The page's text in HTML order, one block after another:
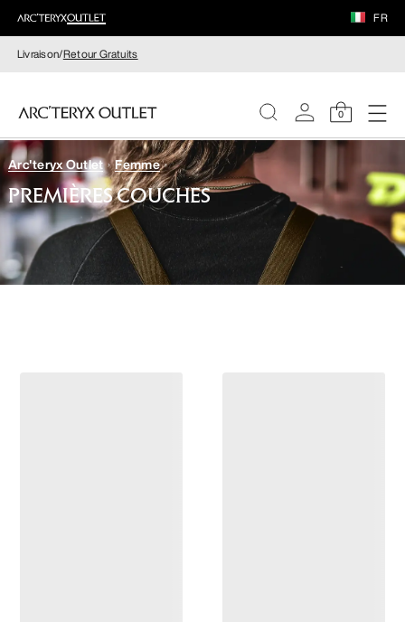
FR
Livraison/Retour Gratuits
0
FEMME
HOMME
Arc'teryx Outlet Femme
PREMIÈRES COUCHES